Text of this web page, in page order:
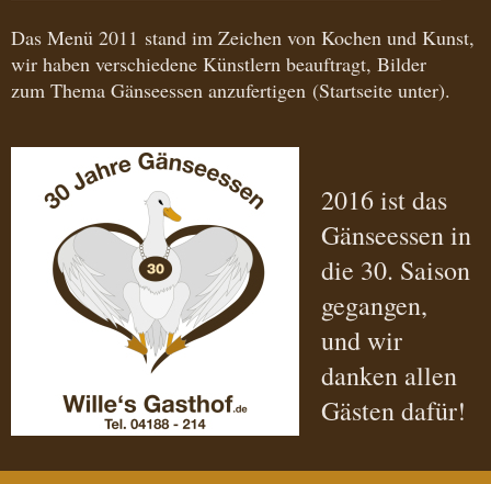
Das Menü 2011 stand im Zeichen von Kochen und Kunst,
wir haben verschiedene Künstlern beauftragt, Bilder
zum Thema Gänseessen anzufertigen (Startseite unter).
2016 ist das
Gänseessen in
die 30. Saison
gegangen,
und wir
danken allen
Gästen dafür!